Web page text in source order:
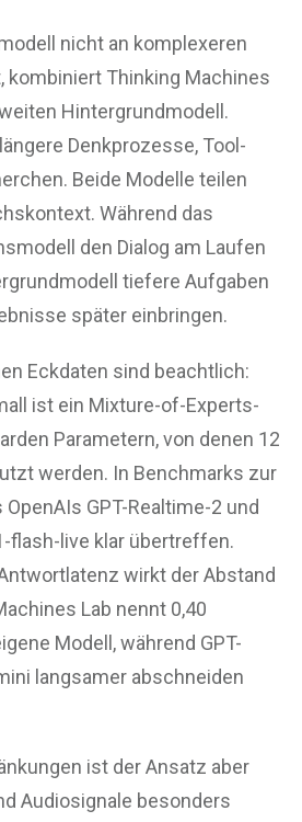
nicht an komplexeren
kombiniert Thinking Machines
Hintergrundmodell.
Denkprozesse, Tool-
Beide Modelle teilen
Während das
den Dialog am Laufen
tiefere Aufgaben
später einbringen.
Eckdaten sind beachtlich:
ist ein Mixture-of-Experts-
Parametern, von denen 12
werden. In Benchmarks zur
GPT-Realtime-2 und
flash-live klar übertreffen.
wirkt der Abstand
Lab nennt 0,40
Modell, während GPT-
langsamer abschneiden
ist der Ansatz aber
Audiosignale besonders